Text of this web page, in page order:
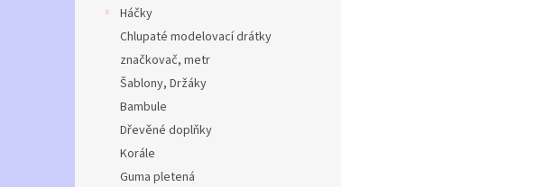
Háčky
Chlupaté modelovací drátky
značkovač, metr
Šablony, Držáky
Bambule
Dřevěné doplňky
Korále
Guma pletená